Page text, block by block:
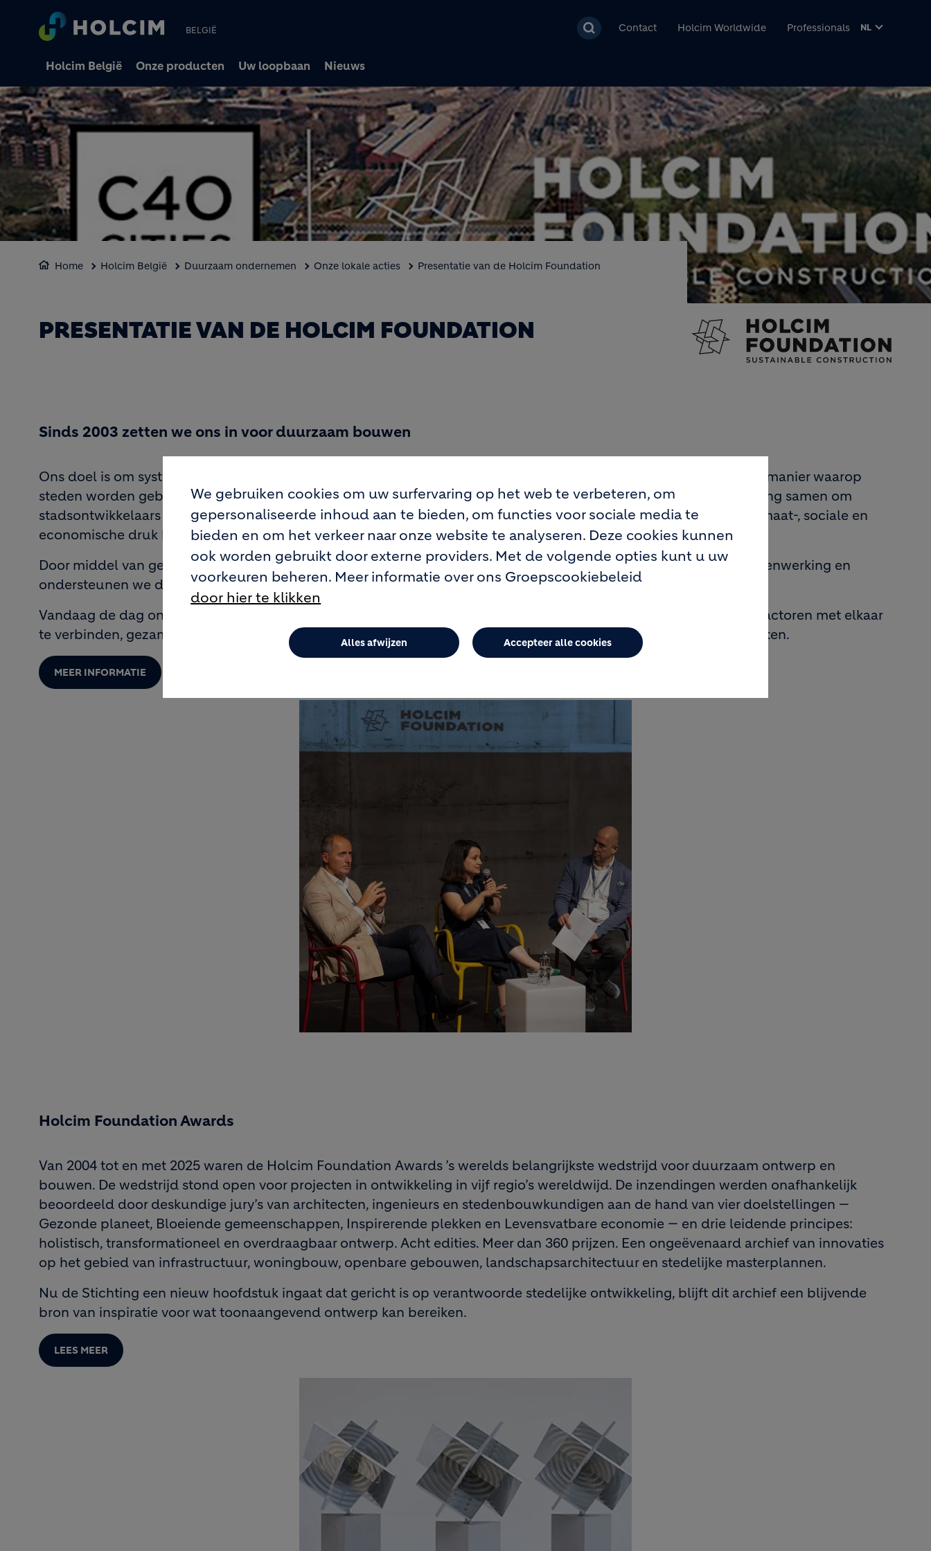
Overslaan en naar de inhoud gaan
BELGIË Contact Holcim Worldwide Professionals NL
Holcim België Onze producten Uw loopbaan Nieuws
Home Holcim België Duurzaam ondernemen Onze lokale acties Presentatie van de Holcim Foundation
PRESENTATIE VAN DE HOLCIM FOUNDATION Image
Sinds 2003 zetten we ons in voor duurzaam bouwen
Ons doel is om systeemverandering in de gebouwde omgeving te stimuleren — door invloed uit te oefenen op de manier waarop
steden worden gebouwd, vernieuwd en onderhouden. Ons werk brengt kennis, partnerschappen en praktijkervaring samen om
stadsontwikkelaars te helpen geïntegreerd denken om te zetten in tastbare resultaten, met name daar waar de klimaat-, sociale en
economische druk het grootst is.
Door middel van gemeenschapsopbouw, kennisleiderschap en het versnellen van innovatie versterken we de samenwerking en
ondersteunen we de implementatie van verantwoorde ontwikkeling op grote schaal.
Vandaag de dag ondersteunen we stadsontwikkelaars als versnellers van verandering — door publieke en private actoren met elkaar
te verbinden, gezamenlijk leren te bevorderen en te helpen geïntegreerd denken om te zetten in meetbare resultaten.
MEER INFORMATIE
Holcim Foundation Awards
Van 2004 tot en met 2025 waren de Holcim Foundation Awards ’s werelds belangrijkste wedstrijd voor duurzaam ontwerp en
bouwen. De wedstrijd stond open voor projecten in ontwikkeling in vijf regio’s wereldwijd. De inzendingen werden onafhankelijk
beoordeeld door deskundige jury’s van architecten, ingenieurs en stedenbouwkundigen aan de hand van vier doelstellingen —
Gezonde planeet, Bloeiende gemeenschappen, Inspirerende plekken en Levensvatbare economie — en drie leidende principes:
holistisch, transformationeel en overdraagbaar ontwerp. Acht edities. Meer dan 360 prijzen. Een ongeëvenaard archief van innovaties
op het gebied van infrastructuur, woningbouw, openbare gebouwen, landschapsarchitectuur en stedelijke masterplannen.
Nu de Stichting een nieuw hoofdstuk ingaat dat gericht is op verantwoorde stedelijke ontwikkeling, blijft dit archief een blijvende
bron van inspiratie voor wat toonaangevend ontwerp kan bereiken.
LEES MEER
We gebruiken cookies om uw surfervaring op het web te verbeteren, om
gepersonaliseerde inhoud aan te bieden, om functies voor sociale media te
bieden en om het verkeer naar onze website te analyseren. Deze cookies kunnen
ook worden gebruikt door externe providers. Met de volgende opties kunt u uw
voorkeuren beheren. Meer informatie over ons Groepscookiebeleid
door hier te klikken
Accepteer alle cookies
Alles afwijzen